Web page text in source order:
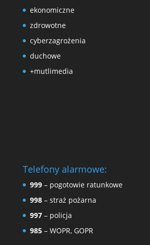
ekonomiczne
zdrowotne
cyberzagrożenia
duchowe
+mutlimedia
Telefony alarmowe:
999– pogotowie ratunkowe
998– straż pożarna
997– policja
985– WOPR, GOPR